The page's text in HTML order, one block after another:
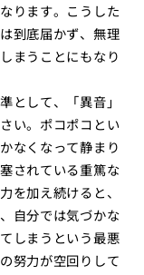
ります。こうした
到底届かず、無理
まうことにもなり
として、「異音」
い。ポコポコとい
なくなって静まり
されている重篤な
を加え続けると、
自分では気づかな
しまうという最悪
努力が空回りして